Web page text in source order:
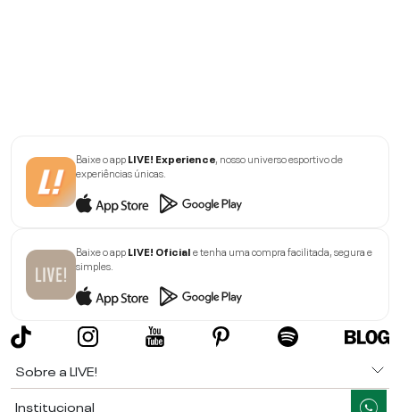
Baixe o appLIVE! Experience , nosso universo esportivo de
experiências únicas.
Baixe o appLIVE! Oficiale tenha uma compra facilitada, segura e
simples.
Sobre a LIVE!
Institucional